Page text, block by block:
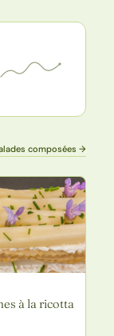
composées →
à la ricotta